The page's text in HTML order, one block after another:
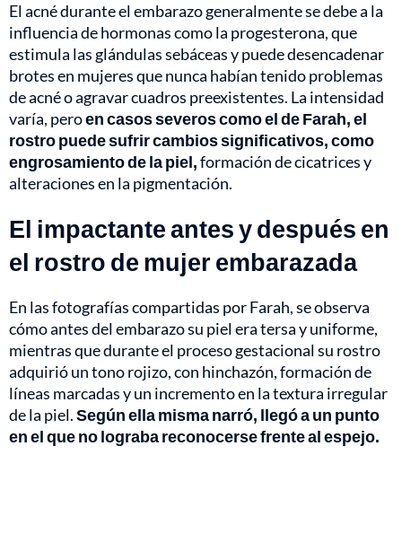
El acné durante el embarazo generalmente se debe a la
influencia de hormonas como la progesterona, que
estimula las glándulas sebáceas y puede desencadenar
brotes en mujeres que nunca habían tenido problemas
de acné o agravar cuadros preexistentes. La intensidad
varía, peroen casos severos como el de Farah, el
rostro puede sufrir cambios significativos, como
engrosamiento de la piel,formación de cicatrices y
alteraciones en la pigmentación.
El impactante antes y después en
el rostro de mujer embarazada
En las fotografías compartidas por Farah, se observa
cómo antes del embarazo su piel era tersa y uniforme,
mientras que durante el proceso gestacional su rostro
adquirió un tono rojizo, con hinchazón, formación de
líneas marcadas y un incremento en la textura irregular
de la piel.Según ella misma narró, llegó a un punto
en el que no lograba reconocerse frente al espejo.